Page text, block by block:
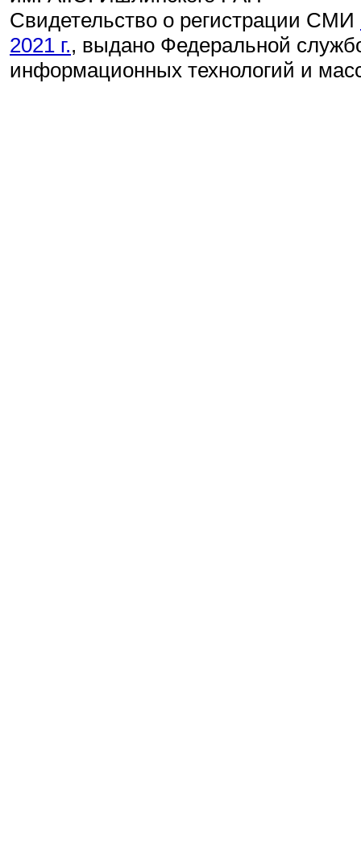
Свидетельство о регистрации СМИ
2021 г., выдано Федеральной
информационных технологий и